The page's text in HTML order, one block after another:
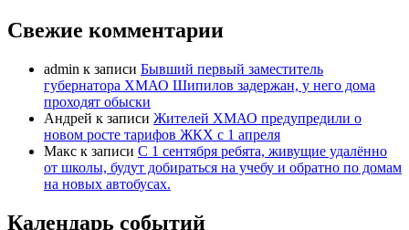
Свежие комментарии
admin к записи Бывший первый заместитель
губернатора ХМАО Шипилов задержан, у него дома
проходят обыски
Андрей к записи Жителей ХМАО предупредили о
новом росте тарифов ЖКХ с 1 апреля
Макс к записи С 1 сентября ребята, живущие удалённо
от школы, будут добираться на учебу и обратно по домам
на новых автобусах.
Календарь событий